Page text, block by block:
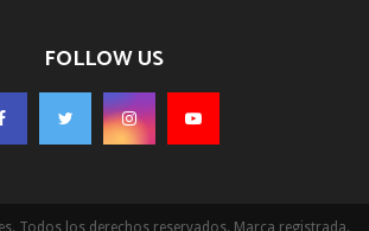
FOLLOW US
Todos los derechos reservados. Marca registrada.